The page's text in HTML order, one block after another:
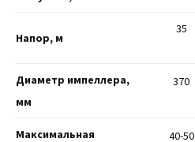
Напор, м
35
Диаметр импеллера,
мм
370
Максимальная 40-50